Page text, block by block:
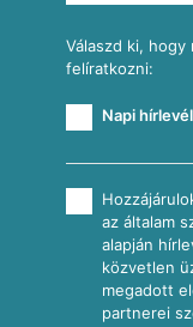
Válaszd ki,
felíratkozni:
Napi hírlevél
az általam
alapján
közvetlen
megadott
partnerei